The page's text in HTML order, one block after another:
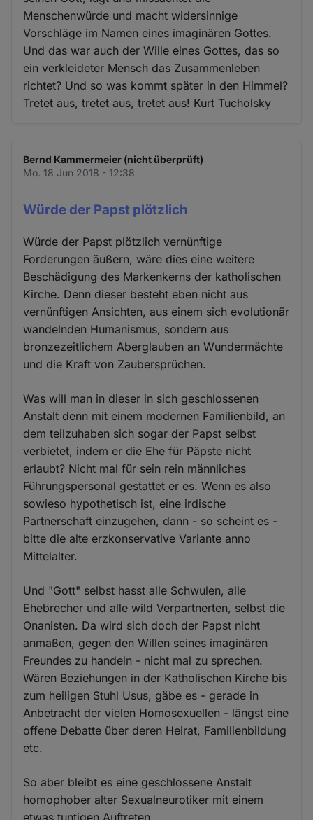
Menschenwürde und macht widersinnige
Vorschläge im Namen eines imaginären Gottes.
Und das war auch der Wille eines Gottes, das so
ein verkleideter Mensch das Zusammenleben
richtet? Und so was kommt später in den Himmel?
Tretet aus, tretet aus, tretet aus! Kurt Tucholsky
Bernd Kammermeier (nicht überprüft)
Mo. 18 Jun 2018 - 12:38
Würde der Papst plötzlich
Würde der Papst plötzlich vernünftige
Forderungen äußern, wäre dies eine weitere
Beschädigung des Markenkerns der katholischen
Kirche. Denn dieser besteht eben nicht aus
vernünftigen Ansichten, aus einem sich evolutionär
wandelnden Humanismus, sondern aus
bronzezeitlichem Aberglauben an Wundermächte
und die Kraft von Zaubersprüchen.
Was will man in dieser in sich geschlossenen
Anstalt denn mit einem modernen Familienbild, an
dem teilzuhaben sich sogar der Papst selbst
verbietet, indem er die Ehe für Päpste nicht
erlaubt? Nicht mal für sein rein männliches
Führungspersonal gestattet er es. Wenn es also
sowieso hypothetisch ist, eine irdische
Partnerschaft einzugehen, dann - so scheint es -
bitte die alte erzkonservative Variante anno
Mittelalter.
Und "Gott" selbst hasst alle Schwulen, alle
Ehebrecher und alle wild Verpartnerten, selbst die
Onanisten. Da wird sich doch der Papst nicht
anmaßen, gegen den Willen seines imaginären
Freundes zu handeln - nicht mal zu sprechen.
Wären Beziehungen in der Katholischen Kirche bis
zum heiligen Stuhl Usus, gäbe es - gerade in
Anbetracht der vielen Homosexuellen - längst eine
offene Debatte über deren Heirat, Familienbildung
etc.
So aber bleibt es eine geschlossene Anstalt
homophober alter Sexualneurotiker mit einem
etwas tuntigen Auftreten...